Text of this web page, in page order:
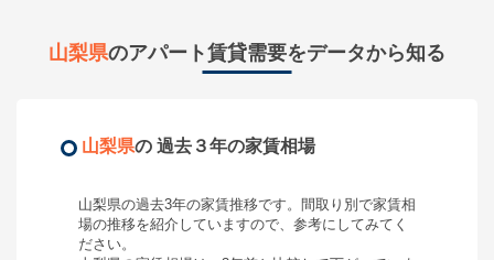
山梨県のアパート賃貸需要をデータから知る
山梨県の 過去３年の家賃相場
山梨県の過去3年の家賃推移です。間取り別で家賃相
場の推移を紹介していますので、参考にしてみてく
ださい。